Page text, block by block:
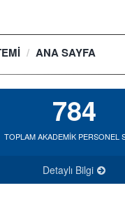
ANA SAYFA
784
TOPLAM AKADEMİK PERSONEL
Detaylı Bilgi